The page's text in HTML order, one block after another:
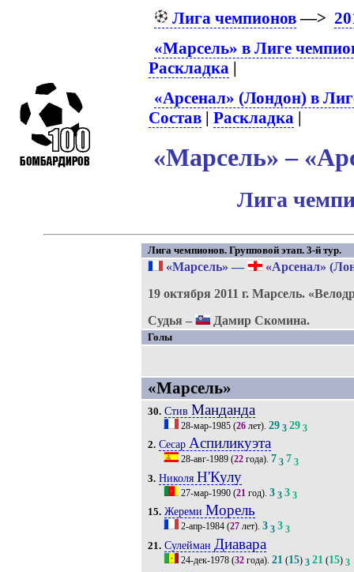
Лига чемпионов—>
«Марсель» в Лиге
Раскладка |
«Арсенал» (Лондон) в
Состав |Раскладка |
«Марсель» –
Лига
Лига чемпионов. Групповой этап. 3-й тур.
«Марсель» —
«Арсенал»
19 октября 2011 г. Марсель.
Судья –
Дамир Скомина.
Голы
«Марсель»
30. Стив Манданда
28-мар-1985(26лет). 29 3 29 3
2. Сесар Аспиликуэта
28-авг-1989(22года). 7 3 7 3
3. Николя Н'Кулу
27-мар-1990(21 год). 3 3 3 3
15. Жереми Морель
2-апр-1984(27лет). 3 3 3 3
21. Сулейман Диавара
24-дек-1978(32года). 21 (15) 3 21 (15) 3